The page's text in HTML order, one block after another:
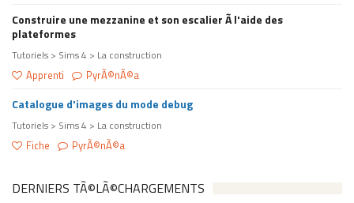
Construire une mezzanine et son escalier Ã l'aide des
plateformes
Tutoriels > Sims 4 > La construction
Apprenti PyrÃ©nÃ©a
Catalogue d'images du mode debug
Tutoriels > Sims 4 > La construction
Fiche PyrÃ©nÃ©a
DERNIERS TÃ©LÃ©CHARGEMENTS